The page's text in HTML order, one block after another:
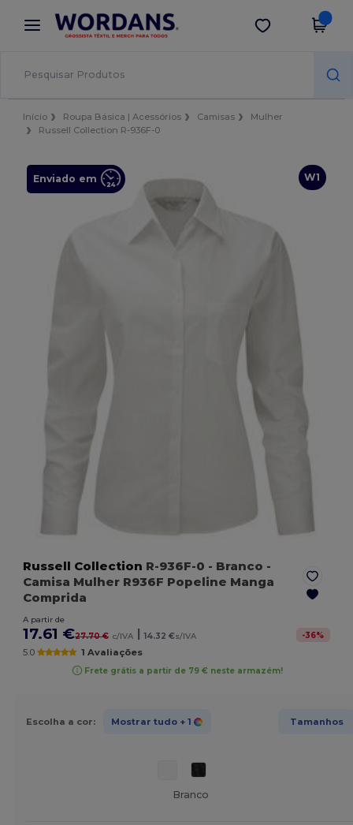
× App Wordans
Melhores preços na app!
Obter app
Início Roupa Básica | Acessórios Camisas
Mulher
Russell Collection R-936F-0
W1
Enviado em
Russell Collection R-936F-0 - Branco -
Camisa Mulher R936F Popeline Manga
Comprida
A partir de
17.61 €27.70 € c/IVA 14.32 €s/IVA -36%
5.0 1 Avaliações
Frete grátis a partir de 79 € neste armazém!
Escolha a cor: Mostrar tudo + 1 Tamanhos
Branco